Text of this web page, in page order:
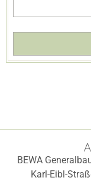
BEWA
Karl-Eibl-